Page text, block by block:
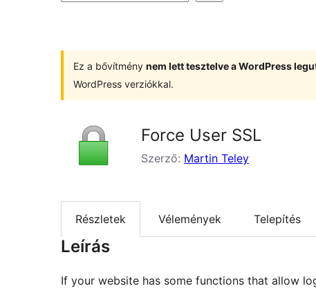
Ez a bővítmény nem lett tesztelve a WordPress
WordPress verziókkal.
Force User SSL
Szerző: Martin Teley
Részletek Vélemények Telepítés
Leírás
If your website has some functions that allow